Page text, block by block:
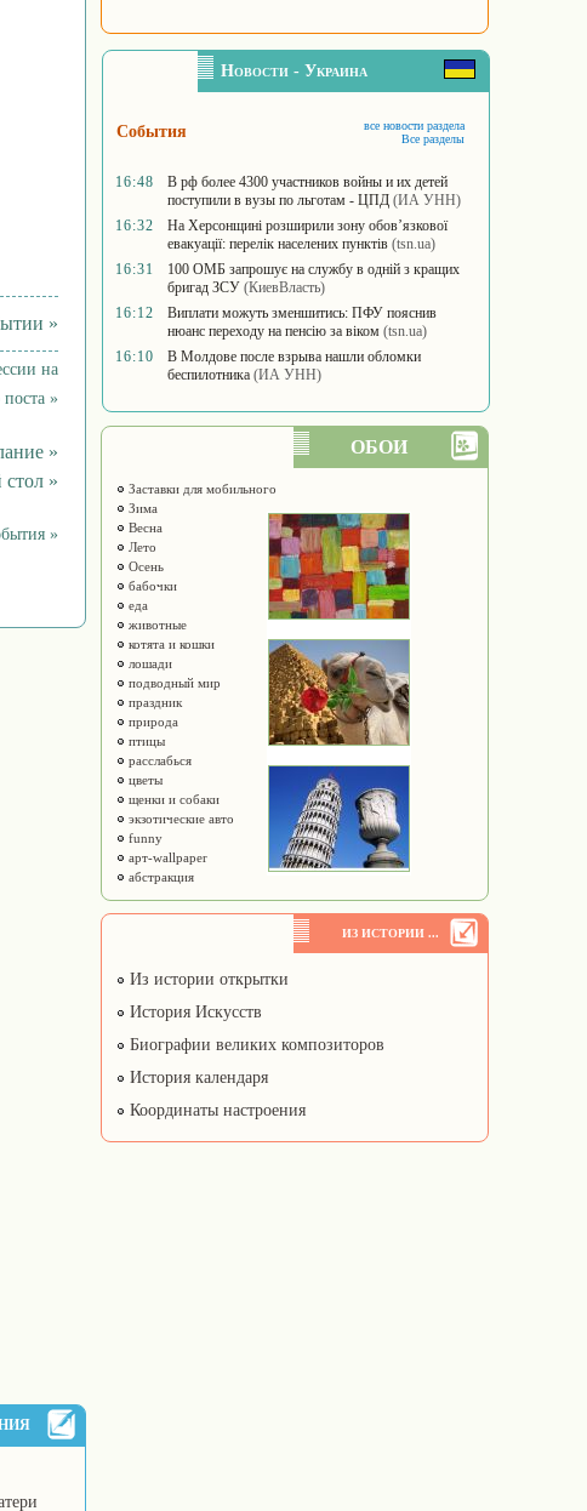
»
на
»
»
»
»
Новости - Украина
События
все новости раздела
Все разделы
16:48
В рф более 4300 участников войны и их детей
поступили в вузы по льготам - ЦПД (ИА УНН)
16:32
На Херсонщині розширили зону обов’язкової
евакуації: перелік населених пунктів (tsn.ua)
16:31
100 ОМБ запрошує на службу в одній з кращих
бригад ЗСУ (КиевВласть)
16:12
Виплати можуть зменшитись: ПФУ пояснив
нюанс переходу на пенсію за віком (tsn.ua)
16:10
В Молдове после взрыва нашли обломки
беспилотника (ИА УНН)
ОБОИ
Заставки для мобильного
Зима
Весна
Лето
Осень
бабочки
еда
животные
котята и кошки
лошади
подводный мир
праздник
природа
птицы
расслабься
цветы
щенки и собаки
экзотические авто
funny
арт-wallpaper
абстракция
ИЗ ИСТОРИИ ...
Из истории открытки
История Искусств
Биографии великих композиторов
История календаря
Координаты настроения